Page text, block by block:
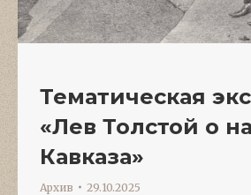
Тематическая
«Лев Толстой о
Кавказа»
Архив 29.10.2025